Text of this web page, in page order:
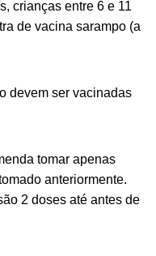
crianças entre 6 e 11
de vacina sarampo (a
devem ser vacinadas
tomar apenas
anteriormente.
2 doses até antes de